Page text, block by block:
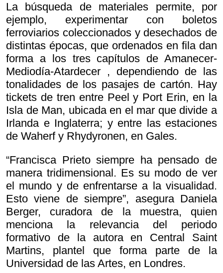
La búsqueda de materiales permite, por
ejemplo, experimentar con boletos
ferroviarios coleccionados y desechados de
distintas épocas, que ordenados en fila dan
forma a los tres capítulos de Amanecer-
Mediodía-Atardecer , dependiendo de las
tonalidades de los pasajes de cartón. Hay
tickets de tren entre Peel y Port Erin, en la
Isla de Man, ubicada en el mar que divide a
Irlanda e Inglaterra; y entre las estaciones
de Waherf y Rhydyronen, en Gales.
“Francisca Prieto siempre ha pensado de
manera tridimensional. Es su modo de ver
el mundo y de enfrentarse a la visualidad.
Esto viene de siempre”, asegura Daniela
Berger, curadora de la muestra, quien
menciona la relevancia del periodo
formativo de la autora en Central Saint
Martins, plantel que forma parte de la
Universidad de las Artes, en Londres.